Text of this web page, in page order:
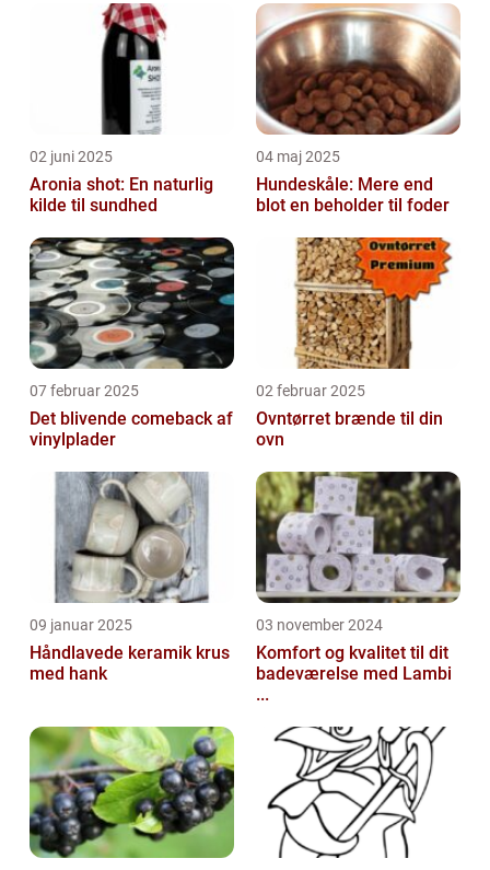
02 juni 2025
Aronia shot: En naturlig
kilde til sundhed
04 maj 2025
Hundeskåle: Mere end
blot en beholder til foder
07 februar 2025
Det blivende comeback af
vinylplader
02 februar 2025
Ovntørret brænde til din
ovn
09 januar 2025
Håndlavede keramik krus
med hank
03 november 2024
Komfort og kvalitet til dit
badeværelse med Lambi
...